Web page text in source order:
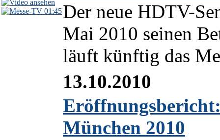
01:45Der neue HDTV-
Mai 2010 seinen
läuft künftig das
13.10.2010
München 2010